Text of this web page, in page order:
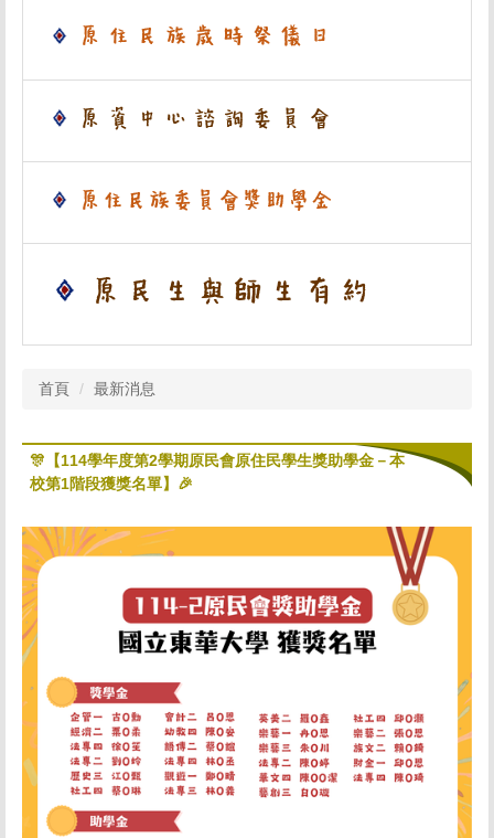
首頁 最新消息
🎊【114學年度第2學期原民會原住民學生獎助學金－本
校第1階段獲獎名單】🎉